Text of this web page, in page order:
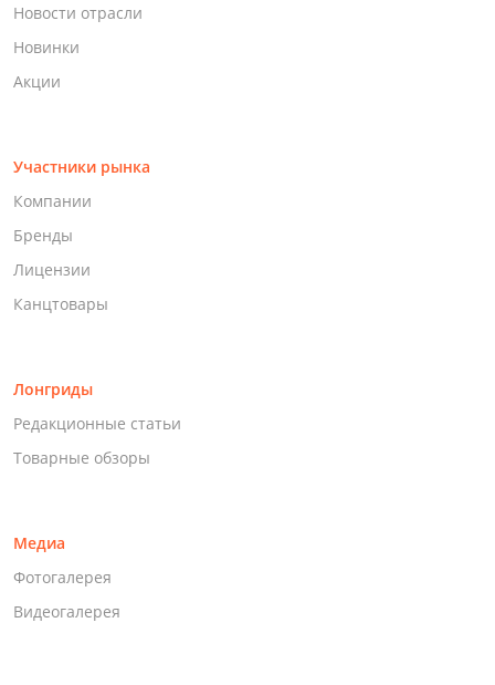
Новости отрасли
Новинки
Акции
Участники рынка
Компании
Бренды
Лицензии
Канцтовары
Лонгриды
Редакционные статьи
Товарные обзоры
Медиа
Фотогалерея
Видеогалерея